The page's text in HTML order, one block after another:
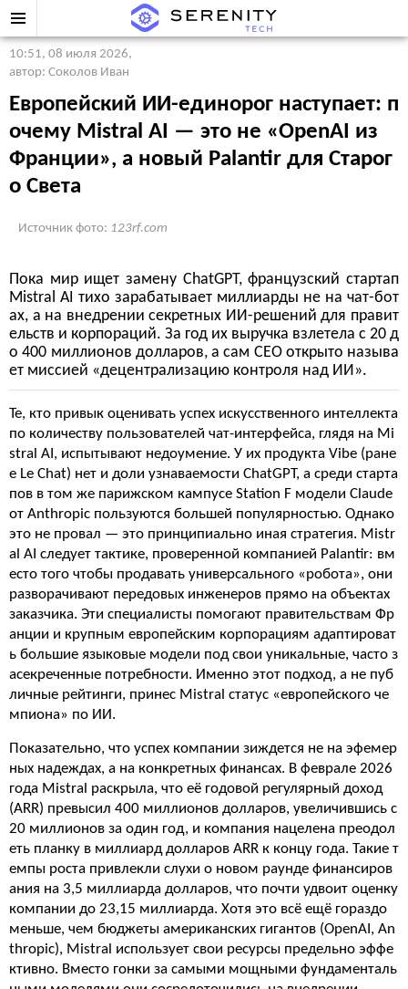
10:51, 08 июля 2026,
автор: Соколов Иван
Европейский ИИ-единорог наступает: п
очему Mistral AI — это не «OpenAI из
Франции», а новый Palantir для Старог
о Света
Источник фото: 123rf.com
Пока мир ищет замену ChatGPT, французский стартап
Mistral AI тихо зарабатывает миллиарды не на чат-бот
ах, а на внедрении секретных ИИ-решений для правит
ельств и корпораций. За год их выручка взлетела с 20 д
о 400 миллионов долларов, а сам CEO открыто называ
ет миссией «децентрализацию контроля над ИИ».
Те, кто привык оценивать успех искусственного интеллекта
по количеству пользователей чат-интерфейса, глядя на Mi
stral AI, испытывают недоумение. У их продукта Vibe (ране
е Le Chat) нет и доли узнаваемости ChatGPT, а среди старта
пов в том же парижском кампусе Station F модели Claude
от Anthropic пользуются большей популярностью. Однако
это не провал — это принципиально иная стратегия. Mistr
al AI следует тактике, проверенной компанией Palantir: вм
есто того чтобы продавать универсального «робота», они
разворачивают передовых инженеров прямо на объектах
заказчика. Эти специалисты помогают правительствам Фр
анции и крупным европейским корпорациям адаптироват
ь большие языковые модели под свои уникальные, часто з
асекреченные потребности. Именно этот подход, а не пуб
личные рейтинги, принес Mistral статус «европейского че
мпиона» по ИИ.
Показательно, что успех компании зиждется не на эфемер
ных надеждах, а на конкретных финансах. В феврале 2026
года Mistral раскрыла, что её годовой регулярный доход
(ARR) превысил 400 миллионов долларов, увеличившись с
20 миллионов за один год, и компания нацелена преодол
еть планку в миллиард долларов ARR к концу года. Такие т
емпы роста привлекли слухи о новом раунде финансиров
ания на 3,5 миллиарда долларов, что почти удвоит оценку
компании до 23,15 миллиарда. Хотя это всё ещё гораздо
меньше, чем бюджеты американских гигантов (OpenAI, An
thropic), Mistral использует свои ресурсы предельно эффе
ктивно. Вместо гонки за самыми мощными фундаменталь